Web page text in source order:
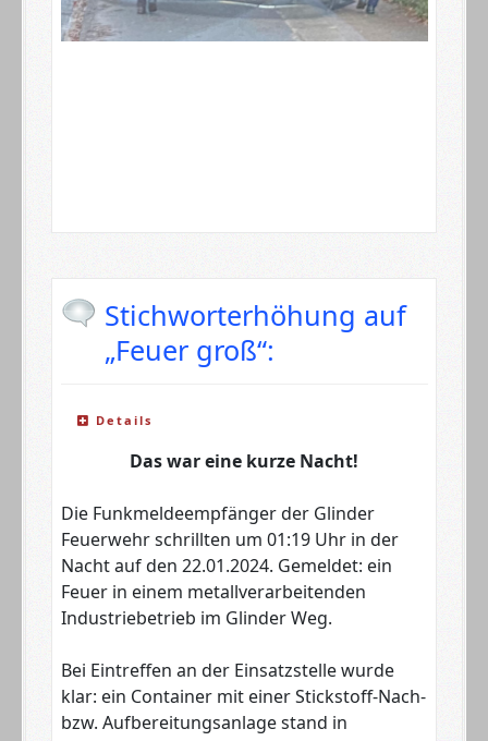
Stichworterhöhung auf
„Feuer groß“:
Details
Das war eine kurze Nacht!
Die Funkmeldeempfänger der Glinder
Feuerwehr schrillten um 01:19 Uhr in der
Nacht auf den 22.01.2024. Gemeldet: ein
Feuer in einem metallverarbeitenden
Industriebetrieb im Glinder Weg.
Bei Eintreffen an der Einsatzstelle wurde
klar: ein Container mit einer Stickstoff-Nach-
bzw. Aufbereitungsanlage stand in